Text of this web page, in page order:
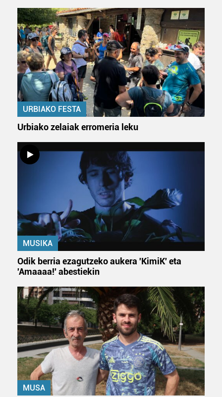
URBIAKO FESTA
Urbiako zelaiak erromeria leku
MUSIKA
Odik berria ezagutzeko aukera 'KimiK' eta
'Amaaaa!' abestiekin
MUSA